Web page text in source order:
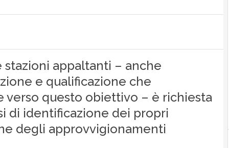
appaltanti – anche
e qualificazione che
questo obiettivo – è richiesta
di identificazione dei propri
degli approvvigionamenti